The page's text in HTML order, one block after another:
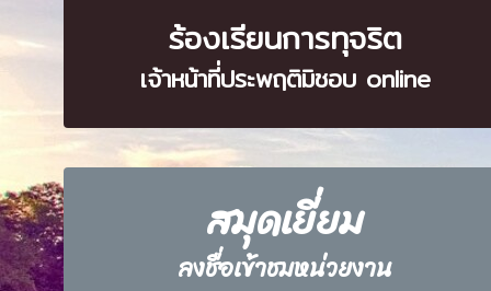
ร้องเรียนการทุจริต
เจ้าหน้าที่ประพฤติมิชอบ online
สมุดเยี่ยม
ลงชื่อเข้าชมหน่วยงาน